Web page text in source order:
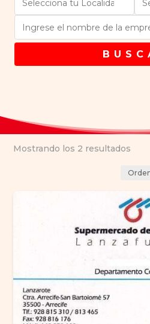
B U S C
Mostrando los 2 resultados